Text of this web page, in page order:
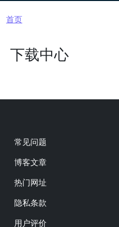
面包屑
首页
下载中心
Footer
常见问题
博客文章
热门网址
隐私条款
用户评价